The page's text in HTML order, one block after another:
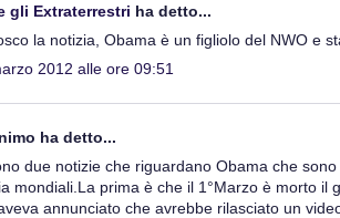
gli Extraterrestri ha detto...
la notizia, Obama è un figliolo del NWO e
2012 alle ore 09:51
ha detto...
due notizie che riguardano Obama che
mondiali.La prima è che il 1°Marzo è morto il
annunciato che avrebbe rilasciato un